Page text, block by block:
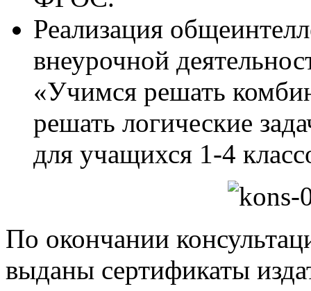
Реализация
внеурочной
«Учимся решать
решать логические
для учащихся 1-4
По окончании
выданы сертификаты